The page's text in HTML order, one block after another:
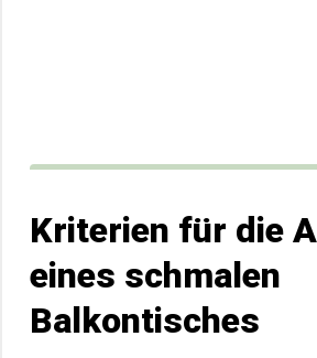
Kriterien für die
eines schmalen
Balkontisches